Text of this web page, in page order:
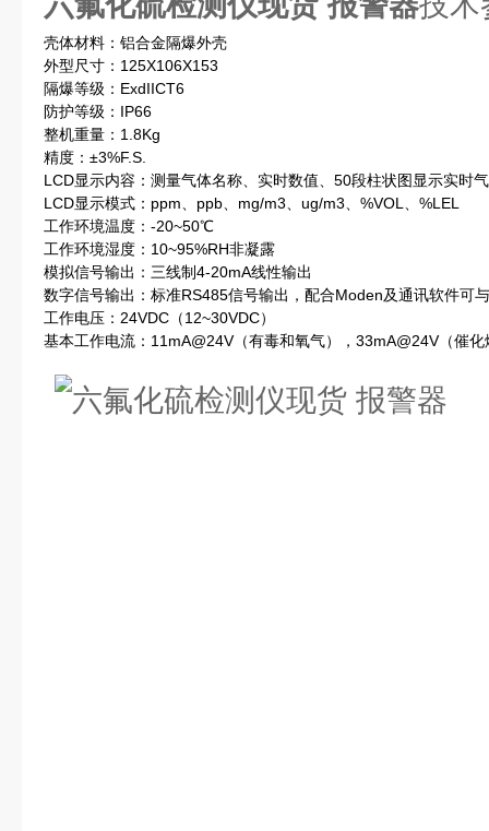
壳体材料：铝合金隔爆外壳
外型尺寸：125X106X153
隔爆等级：ExdIICT6
防护等级：IP66
整机重量：1.8Kg
精度：±3%F.S.
LCD显示内容：测量气体名称、实时数值、50段柱状图显示实时
LCD显示模式：ppm、ppb、mg/m3、ug/m3、%VOL、%LEL
工作环境温度：-20~50℃
工作环境湿度：10~95%RH非凝露
模拟信号输出：三线制4-20mA线性输出
数字信号输出：标准RS485信号输出，配合Moden及通讯软件可
工作电压：24VDC（12~30VDC）
基本工作电流：11mA@24V（有毒和氧气），33mA@24V（催